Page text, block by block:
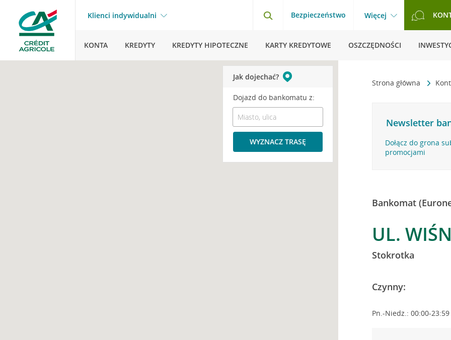
Klienci indywidualni Bezpieczeństwo Więcej
KONTA KREDYTY KREDYTY HIPOTECZNE KARTY KREDYTOWE OSZCZĘDNOŚCI
Strona główna
Newsletter
Dołącz do grona
promocjami
Bankomat
UL.
Stokrotka
Czynny:
Pn.-Niedz.: 00:00-23:59
Jak dojechać?
Dojazd do bankomatu z:
WYZNACZ TRASĘ